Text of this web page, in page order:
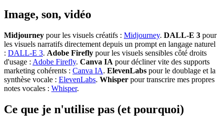
Image, son, vidéo
Midjourney pour les visuels créatifs : Midjourney. DALL-E 3 pour
les visuels narratifs directement depuis un prompt en langage naturel
: DALL-E 3. Adobe Firefly pour les visuels sensibles côté droits
d'usage : Adobe Firefly. Canva IA pour décliner vite des supports
marketing cohérents : Canva IA. ElevenLabs pour le doublage et la
synthèse vocale : ElevenLabs. Whisper pour transcrire mes propres
notes vocales : Whisper.
Ce que je n'utilise pas (et pourquoi)